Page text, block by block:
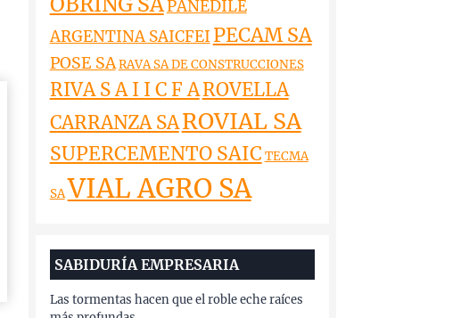
PANEDILE
ARGENTINA SAICFEI PECAM SA
POSE SARAVA SA DE CONSTRUCCIONES
RIVA S A I I C F AROVELLA
CARRANZA SAROVIAL SA
SUPERCEMENTO SAIC TECMA
SAVIAL AGRO SA
SABIDURÍA EMPRESARIA
Las tormentas hacen que el roble eche raíces